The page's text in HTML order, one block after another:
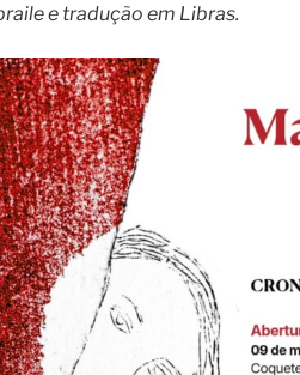
e tradução em Libras.